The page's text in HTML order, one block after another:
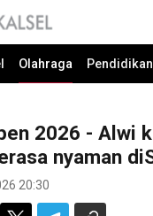
Olahraga Pendidikan
2026 - Alwi
nyaman
20:30